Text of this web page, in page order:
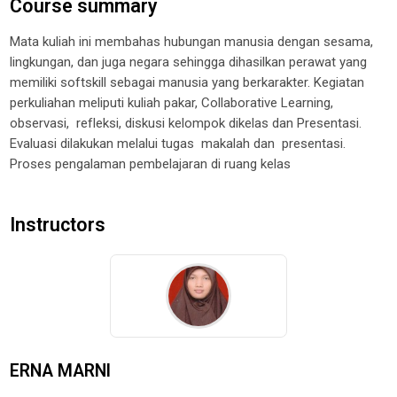
Course summary
Mata kuliah ini membahas hubungan manusia dengan sesama,
lingkungan, dan juga negara sehingga dihasilkan perawat yang
memiliki softskill sebagai manusia yang berkarakter. Kegiatan
perkuliahan meliputi kuliah pakar,Collaborative Learning,
observasi, refleksi, diskusi kelompok dikelas dan Presentasi.
Evaluasi dilakukan melalui tugas makalah dan presentasi.
Proses pengalaman pembelajaran di ruang kelas
Instructors
ERNA MARNI